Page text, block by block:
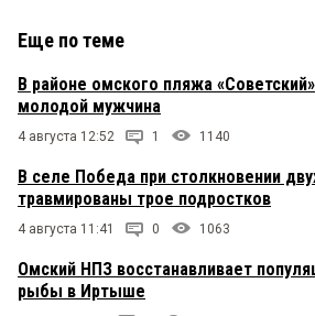
Еще по теме
В районе омского пляжа
молодой мужчина
4 августа 12:52 1 1140
В селе Победа при столкновении
травмированы трое подростков
4 августа 11:41 0 1063
Омский НПЗ восстанавливает
рыбы в Иртыше